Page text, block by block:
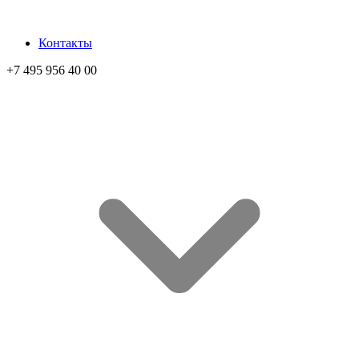
Контакты
+7 495 956 40 00